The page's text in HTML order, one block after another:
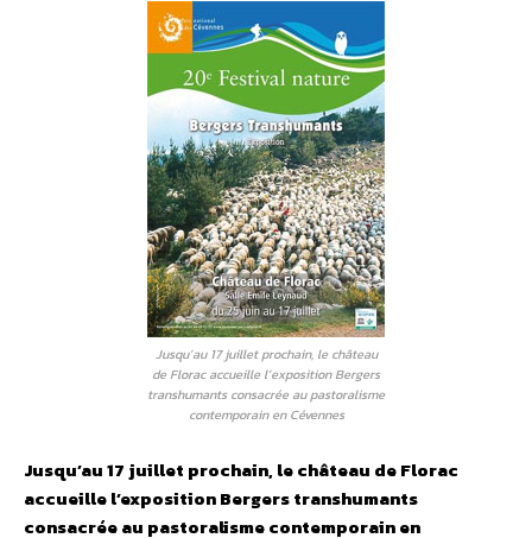
Jusqu’au 17 juillet prochain, le château
de Florac accueille l’exposition Bergers
transhumants consacrée au pastoralisme
contemporain en Cévennes
Jusqu’au 17 juillet prochain, le château de Florac
accueille l’exposition Bergers transhumants
consacrée au pastoralisme contemporain en